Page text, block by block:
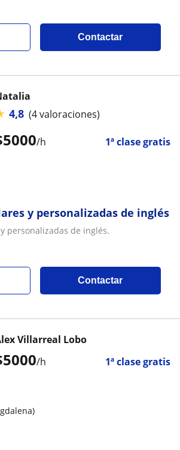
Contactar
5000/h 1ª clase gratis
4,8 (4 valoraciones)
y personalizadas de inglés
personalizadas de inglés.
Contactar
5000/h 1ª clase gratis
Villarreal Lobo